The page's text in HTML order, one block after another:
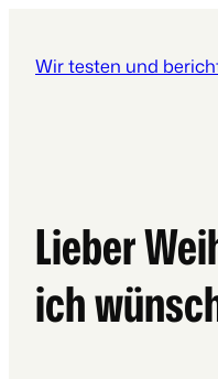
Wir testen und
Lieber
ich